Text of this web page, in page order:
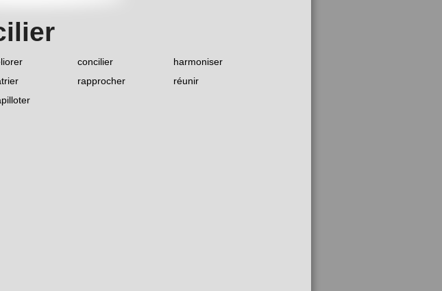
concilier
harmoniser
rapprocher
réunir